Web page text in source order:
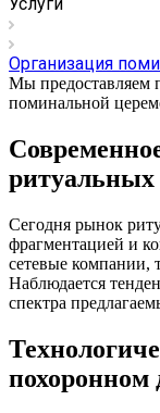
Организация
Мы предоставляем
поминальной
ритуальных
Сегодня рынок
фрагментацией и
сетевые компании,
Наблюдается
спектра
похоронном